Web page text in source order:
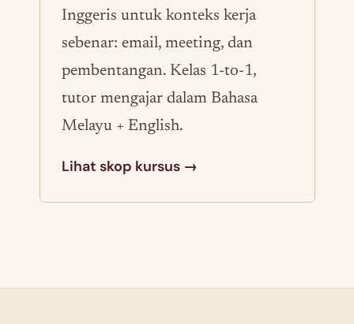
Inggeris untuk konteks kerja
sebenar: email, meeting, dan
pembentangan. Kelas 1-to-1,
tutor mengajar dalam Bahasa
Melayu + English.
Lihat skop kursus →